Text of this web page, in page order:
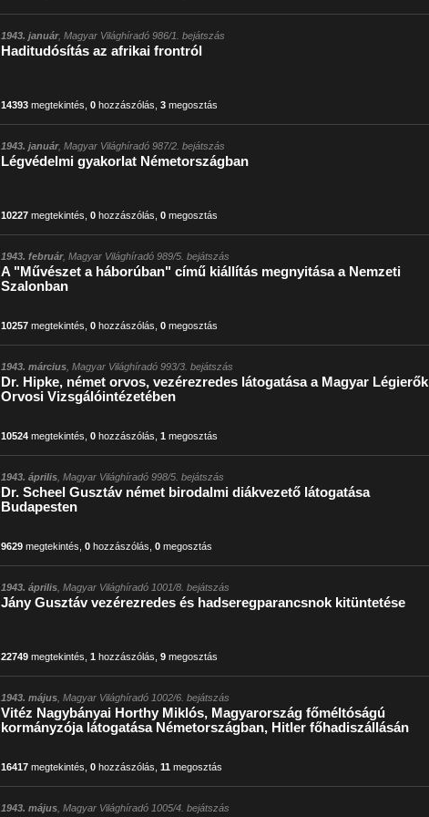
1943. január, Magyar Világhíradó 986/1. bejátszás
Haditudósítás az afrikai frontról
14393megtekintés 0hozzászólás 3megosztás
1943. január, Magyar Világhíradó 987/2. bejátszás
Légvédelmi gyakorlat Németországban
10227megtekintés 0hozzászólás 0megosztás
1943. február, Magyar Világhíradó 989/5. bejátszás
A "Művészet a háborúban" című kiállítás megnyitása a Nemzeti
Szalonban
10257megtekintés 0hozzászólás 0megosztás
1943. március, Magyar Világhíradó 993/3. bejátszás
Dr. Hipke, német orvos, vezérezredes látogatása a Magyar Légierők
Orvosi Vizsgálóintézetében
10524megtekintés 0hozzászólás 1 megosztás
1943. április, Magyar Világhíradó 998/5. bejátszás
Dr. Scheel Gusztáv német birodalmi diákvezető látogatása
Budapesten
9629megtekintés 0hozzászólás 0megosztás
1943. április, Magyar Világhíradó 1001/8. bejátszás
Jány Gusztáv vezérezredes és hadseregparancsnok kitüntetése
22749megtekintés 1 hozzászólás 9megosztás
1943. május, Magyar Világhíradó 1002/6. bejátszás
Vitéz Nagybányai Horthy Miklós, Magyarország főméltóságú
kormányzója látogatása Németországban, Hitler főhadiszállásán
16417megtekintés 0hozzászólás 11 megosztás
1943. május, Magyar Világhíradó 1005/4. bejátszás